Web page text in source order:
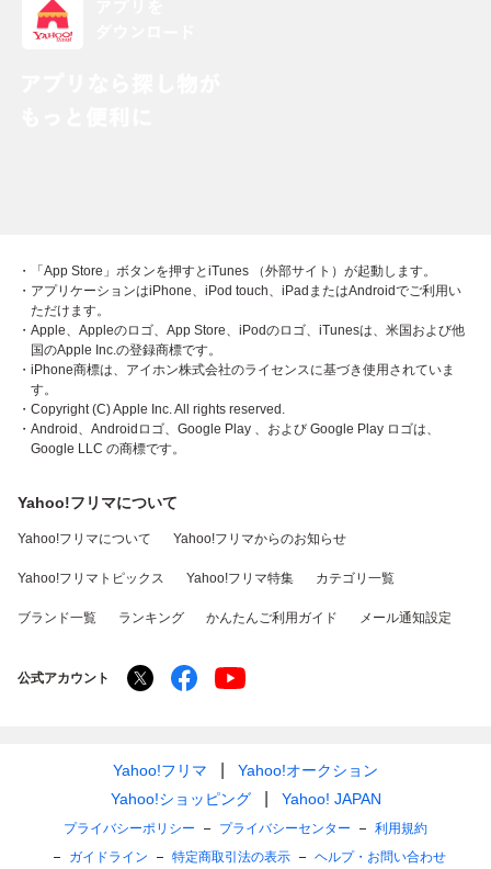
・「App Store」ボタンを押すとiTunes （外部サイト）が起動します。
・アプリケーションはiPhone、iPod touch、iPadまたはAndroidでご利用い
ただけます。
・Apple、Appleのロゴ、App Store、iPodのロゴ、iTunesは、米国および他
国のApple Inc.の登録商標です。
・iPhone商標は、アイホン株式会社のライセンスに基づき使用されていま
す。
・Copyright (C) Apple Inc. All rights reserved.
・Android、Androidロゴ、Google Play 、および Google Play ロゴは、
Google LLC の商標です。
Yahoo!フリマについて
Yahoo!フリマについて Yahoo!フリマからのお知らせ
Yahoo!フリマトピックス Yahoo!フリマ特集 カテゴリ一覧
ブランド一覧 ランキング かんたんご利用ガイド メール通知設定
公式アカウント
Yahoo!フリマ
Yahoo!オークション
Yahoo!ショッピング
Yahoo! JAPAN
プライバシーポリシー プライバシーセンター
利用規約
ガイドライン
特定商取引法の表示 ヘルプ・お問い合わせ